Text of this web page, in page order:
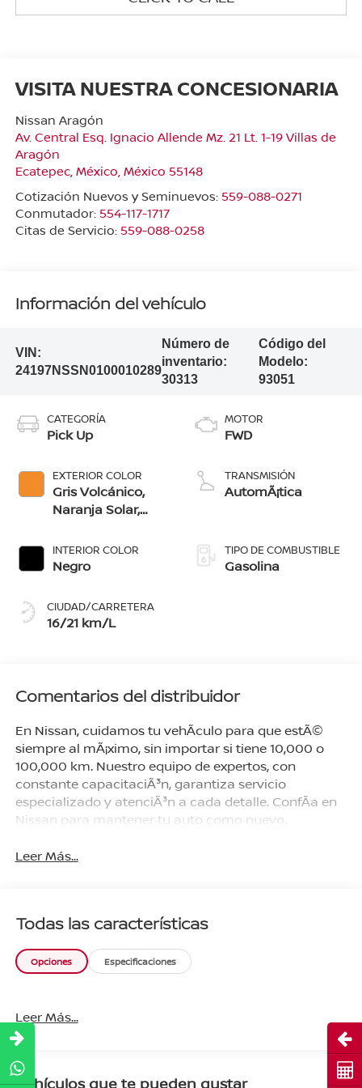
VISITA NUESTRA CONCESIONARIA
Nissan Aragón
Av. Central Esq. Ignacio Allende Mz. 21 Lt. 1-19 Villas de
Aragón
Ecatepec, México , México 55148
Cotización Nuevos y Seminuevos: 559-088-0271
Conmutador: 554-117-1717
Citas de Servicio: 559-088-0258
Información del vehículo
VIN:
24197NSSN0100010289
Número de
inventario:
30313
Código del
Modelo:
93051
CATEGORÍA
Pick Up
EXTERIOR COLOR
Gris Volcánico,
Naranja Solar,
Verde Serpentina,
Negro, Blanco
INTERIOR COLOR
Negro
CIUDAD/CARRETERA
16/21 km/L
MOTOR
FWD
TRANSMISIÓN
AutomÃ¡tica
TIPO DE COMBUSTIBLE
Gasolina
Comentarios del distribuidor
En Nissan, cuidamos tu vehÃ­culo para que estÃ©
siempre al mÃ¡ximo, sin importar si tiene 10,000 o
100,000 km. Nuestro equipo de expertos, con
constante capacitaciÃ³n, garantiza servicio
especializado y atenciÃ³n a cada detalle. ConfÃ­a en
Nissan para mantener tu auto como nuevo.
Leer Más...
Todas las características
Opciones Especificaciones
Leer Más...
Vehículos que te pueden gustar